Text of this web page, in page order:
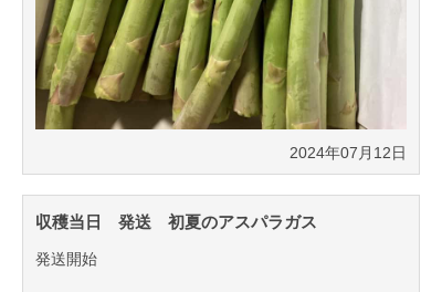
2024年07月12日
収穫当日 発送 初夏のアスパラガス
発送開始